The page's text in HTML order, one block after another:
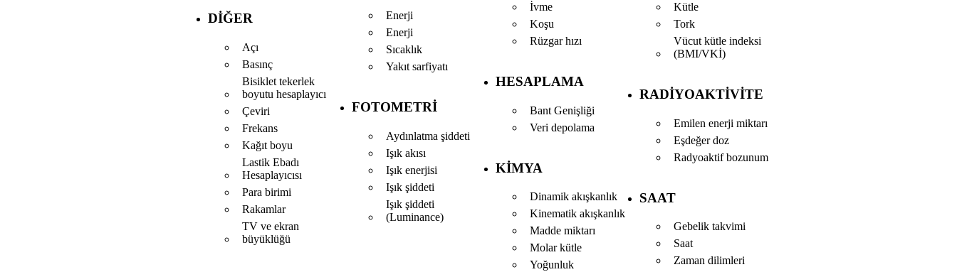
DIĞER
Açı
Basınç
Bisiklet tekerlek
boyutu hesaplayıcı
Çeviri
Frekans
Kağıt boyu
Lastik Ebadı
Hesaplayıcısı
Para birimi
Rakamlar
TV ve ekran
büyüklüğü
Enerji
Enerji
Sıcaklık
Yakıt sarfiyatı
FOTOMETRI
Aydınlatma şiddeti
Işık akısı
Işık enerjisi
Işık şiddeti
Işık şiddeti
(Luminance)
İvme
Koşu
Rüzgar hızı
HESAPLAMA
Bant Genişliği
Veri depolama
KIMYA
Dinamik akışkanlık
Kinematik akışkanlık
Madde miktarı
Molar kütle
Yoğunluk
Kütle
Tork
Vücut kütle indeksi
(BMI/VKİ)
RADIYOAKTIVITE
Emilen enerji miktarı
Eşdeğer doz
Radyoaktif bozunum
SAAT
Gebelik takvimi
Saat
Zaman dilimleri